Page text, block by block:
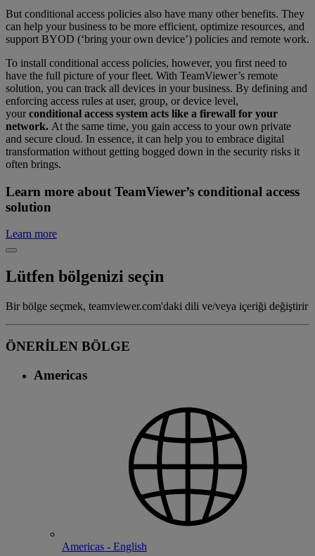
But conditional access policies also have many other benefits. They
can help your business to be more efficient, optimize resources, and
support BYOD (‘bring your own device’) policies and remote work.
To install conditional access policies, however, you first need to
have the full picture of your fleet. With TeamViewer’s remote
solution, you can track all devices in your business. By defining and
enforcing access rules at user, group, or device level,
yourconditional access system acts like a firewall for your
network. At the same time, you gain access to your own private
and secure cloud. In essence, it can help you to embrace digital
transformation without getting bogged down in the security risks it
often brings.
Learn more about TeamViewer’s conditional access
solution
Learn more
Lütfen bölgenizi seçin
Bir bölge seçmek, teamviewer.com'daki dili ve/veya içeriği değiştirir
ÖNERİLEN BÖLGE
Americas
Americas - English